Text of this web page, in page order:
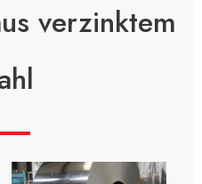
verzinktem